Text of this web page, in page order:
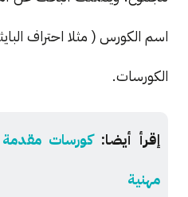
اسم الكورس ( مثلا احتراف
الكورسات.
إقرأ أيضا:كورسات
مهنية